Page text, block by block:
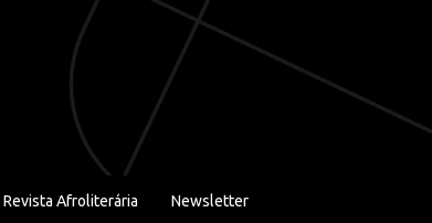
Revista Afroliterária Newsletter